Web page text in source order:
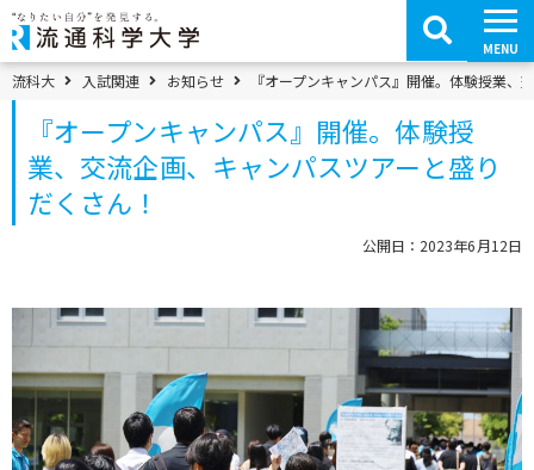
コ
ン
テ
ン
ツ
へ
移
MENU
パンくずメニュー
流科大 入試関連 お知らせ 『オープンキャンパス』開催。体験授業
『オープンキャンパス』開催。体験授
業、交流企画、キャンパスツアーと盛り
だくさん！
公開日：2023年6月12日